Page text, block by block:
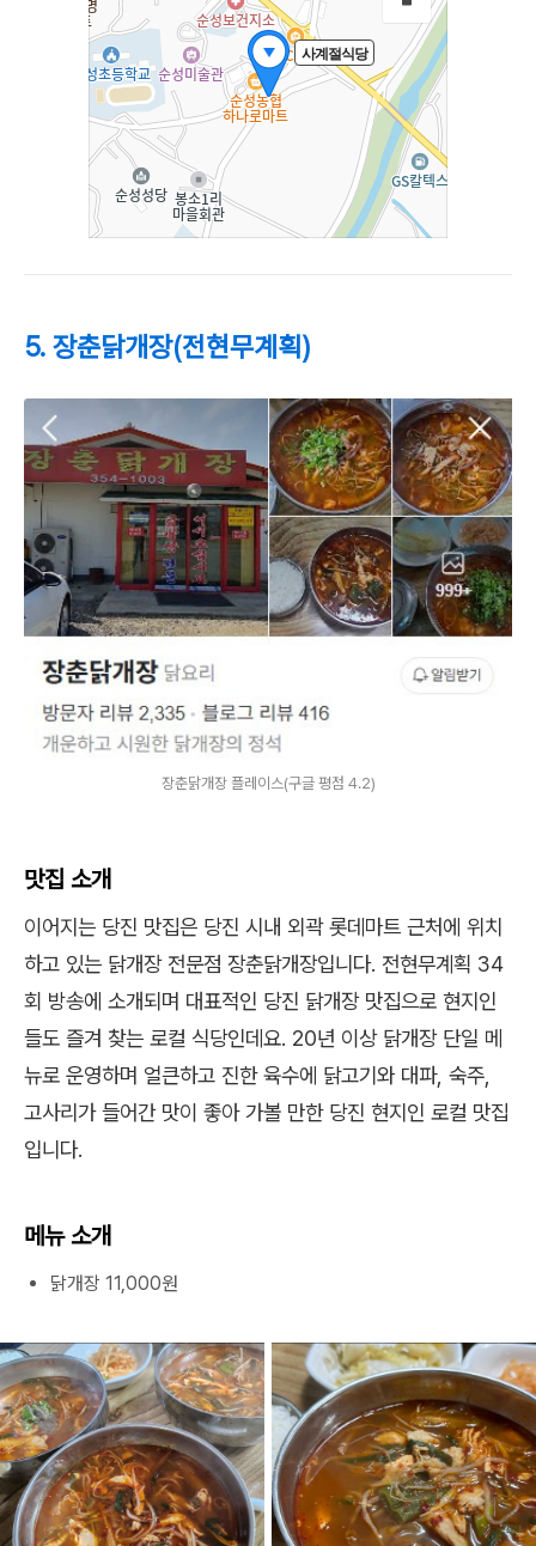
5. 장춘닭개장(전현무계획)
장춘닭개장 플레이스(구글 평점 4.2)
맛집 소개
이어지는 당진 맛집은 당진 시내 외곽 롯데마트 근처에 위치
하고 있는 닭개장 전문점 장춘닭개장입니다. 전현무계획 34
회 방송에 소개되며 대표적인 당진 닭개장 맛집으로 현지인
들도 즐겨 찾는 로컬 식당인데요. 20년 이상 닭개장 단일 메
뉴로 운영하며 얼큰하고 진한 육수에 닭고기와 대파, 숙주,
고사리가 들어간 맛이 좋아 가볼 만한 당진 현지인 로컬 맛집
입니다.
메뉴 소개
닭개장 11,000원